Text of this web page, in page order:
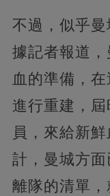
不過，似乎曼
據記者報道
血的準備，
進行重建，
員，來給新
計，曼城方
離隊的清單